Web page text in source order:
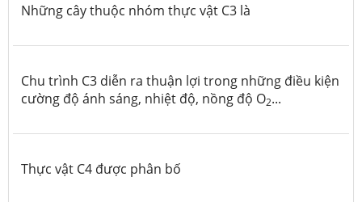
Những cây thuộc nhóm thực vật C3 là
Chu trình C3 diễn ra thuận lợi trong những điều kiện
cường độ ánh sáng, nhiệt độ, nồng độ O2...
Thực vật C4 được phân bố